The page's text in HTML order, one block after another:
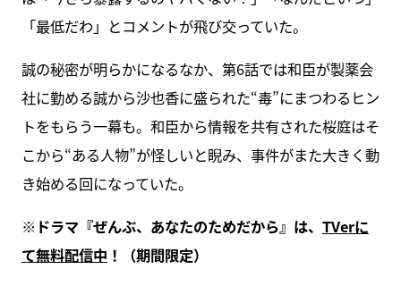
「最低だわ」とコメントが飛び交っていた。
誠の秘密が明らかになるなか、第6話では和臣が製薬会
社に勤める誠から沙也香に盛られた“毒”にまつわるヒン
トをもらう一幕も。和臣から情報を共有された桜庭はそ
こから“ある人物”が怪しいと睨み、事件がまた大きく動
き始める回になっていた。
※ドラマ『ぜんぶ、あなたのためだから』は、 TVerに
て無料配信中 ！（期間限定）